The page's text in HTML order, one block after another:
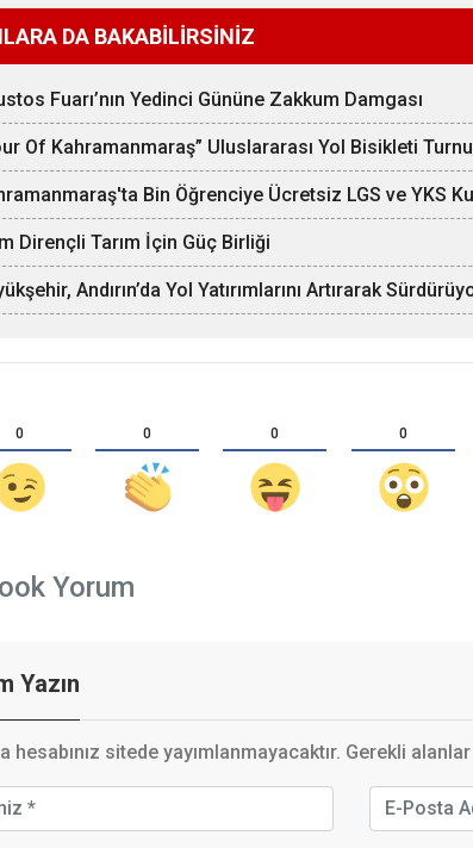
DA BAKABİLİRSİNİZ
Fuarı’nın Yedinci Gününe Zakkum Damgası
Of Kahramanmaraş” Uluslararası Yol Bisikleti
Bin Öğrenciye Ücretsiz LGS ve YKS
Dirençli Tarım İçin Güç Birliği
Andırın’da Yol Yatırımlarını Artırarak
0 0 0 0
Yorum
Yazın
hesabınız sitede yayımlanmayacaktır. Gerekli alanlar